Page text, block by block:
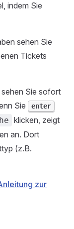
indem Sie
sehen Sie
Tickets
Sie sofort
Sie
enter
klicken, zeigt
an. Dort
(z.B.
zur